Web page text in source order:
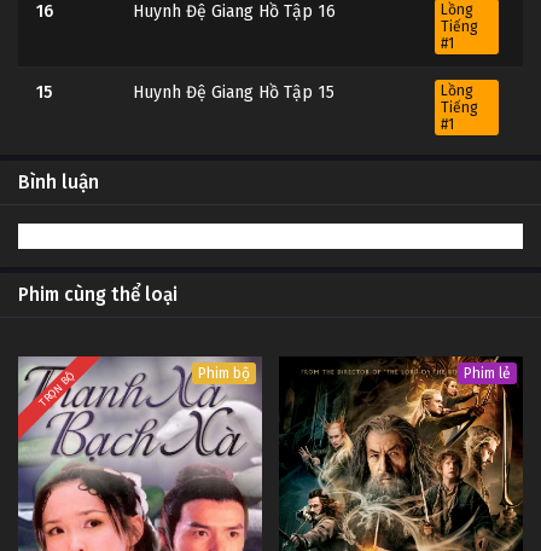
16 Huynh Đệ Giang Hồ Tập 16
Lồng
Tiếng
#1
15 Huynh Đệ Giang Hồ Tập 15
Lồng
Tiếng
#1
13
#1
12 Huynh Đệ Giang Hồ Tập 12
Lồng
#1
10 Huynh Đệ Giang Hồ Tập 10
Lồng
Tiếng
#1
09 Huynh Đệ Giang Hồ Tập 09
Lồng
Tiếng
#1
Bình luận
Phim cùng thể loại
TRỌN BỘ Phim bộ Phim lẻ